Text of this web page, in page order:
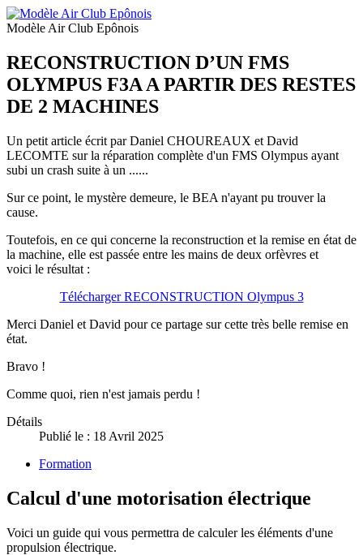
Modèle Air Club Epônois
RECONSTRUCTION D’UN FMS
OLYMPUS F3A A PARTIR DES RESTES
DE 2 MACHINES
Un petit article écrit par Daniel CHOUREAUX et David
LECOMTE sur la réparation complète d'un FMS Olympus ayant
subi un crash suite à un ......
Sur ce point, le mystère demeure, le BEA n'ayant pu trouver la
cause.
Toutefois, en ce qui concerne la reconstruction et la remise en état de
la machine, elle est passée entre les mains de deux orfèvres et
voici le résultat :
Télécharger RECONSTRUCTION Olympus 3
Merci Daniel et David pour ce partage sur cette très belle remise en
état.
Bravo !
Comme quoi, rien n'est jamais perdu !
Détails
Publié le : 18 Avril 2025
Formation
Calcul d'une motorisation électrique
Voici un guide qui vous permettra de calculer les éléments d'une
propulsion électrique.